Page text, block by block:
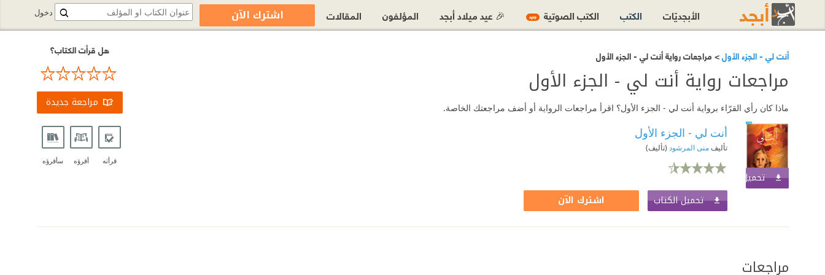
أنت لي - الجزء الأول> مراجعات رواية أنت لي - الجزء الأول
مراجعات رواية أنت لي - الجزء الأول
ماذا كان رأي القرّاء برواية أنت لي - الجزء الأول؟ اقرأ مراجعات الرواية أو أضف مراجعتك الخاصة.
تحميل الكتاب اشترك الآن
أنت لي - الجزء الأول
تأليفمنى المرشود (تأليف)
تحميل الكتاب اشترك الآن
هل قرأت الكتاب؟
مراجعة جديدة
قرأته أقرؤه سأقرؤه
مراجعات
دخول الأبجديّات الكتب الكتب الصوتية جديد 🎉 عيد ميلاد أبجد المؤلفون المقالات اشترك الآن